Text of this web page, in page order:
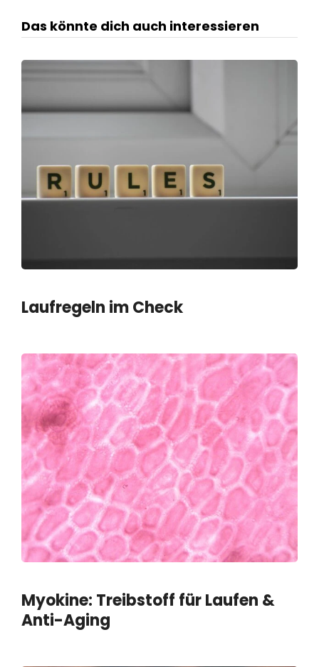
Das könnte dich auch interessieren
Laufregeln im Check
Myokine: Treibstoff für Laufen &
Anti-Aging